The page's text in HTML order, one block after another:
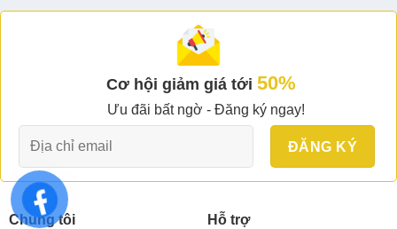
Cơ hội giảm giá tới 50%
Ưu đãi bất ngờ - Đăng ký ngay!
Chúng tôi
Hỗ trợ